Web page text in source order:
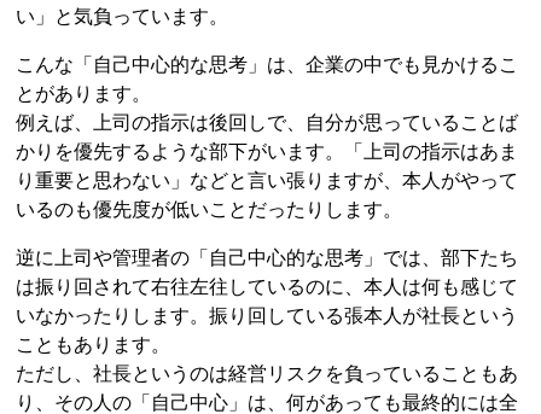
い」と気負っています。
こんな「自己中心的な思考」は、企業の中でも見かけるこ
とがあります。
例えば、上司の指示は後回しで、自分が思っていることば
かりを優先するような部下がいます。「上司の指示はあま
り重要と思わない」などと言い張りますが、本人がやって
いるのも優先度が低いことだったりします。
逆に上司や管理者の「自己中心的な思考」では、部下たち
は振り回されて右往左往しているのに、本人は何も感じて
いなかったりします。振り回している張本人が社長という
こともあります。
ただし、社長というのは経営リスクを負っていることもあ
り、その人の「自己中心」は、何があっても最終的には全